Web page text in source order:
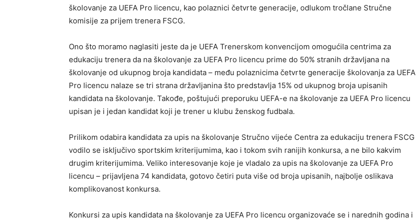
školovanje za UEFA Pro licencu, kao polaznici četvrte generacije, odlukom tročlane Stručne
komisije za prijem trenera FSCG.
Ono što moramo naglasiti jeste da je UEFA Trenerskom konvencijom omogućila centrima za
edukaciju trenera da na školovanje za UEFA Pro licencu prime do 50% stranih državljana na
školovanje od ukupnog broja kandidata – među polaznicima četvrte generacije školovanja za UEFA
Pro licencu nalaze se tri strana državljanina što predstavlja 15% od ukupnog broja upisanih
kandidata na školovanje. Takođe, poštujući preporuku UEFA-e na školovanje za UEFA Pro licencu
upisan je i jedan kandidat koji je trener u klubu ženskog fudbala.
Prilikom odabira kandidata za upis na školovanje Stručno vijeće Centra za edukaciju trenera FSCG
vodilo se isključivo sportskim kriterijumima, kao i tokom svih ranijih konkursa, a ne bilo kakvim
drugim kriterijumima. Veliko interesovanje koje je vladalo za upis na školovanje za UEFA Pro
licencu – prijavljena 74 kandidata, gotovo četiri puta više od broja upisanih, najbolje oslikava
komplikovanost konkursa.
Konkursi za upis kandidata na školovanje za UEFA Pro licencu organizovaće se i narednih godina i